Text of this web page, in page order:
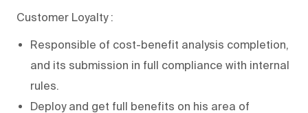
Customer Loyalty :
Responsible of cost-benefit analysis completion,
and its submission in full compliance with internal
rules.
Deploy and get full benefits on his area of